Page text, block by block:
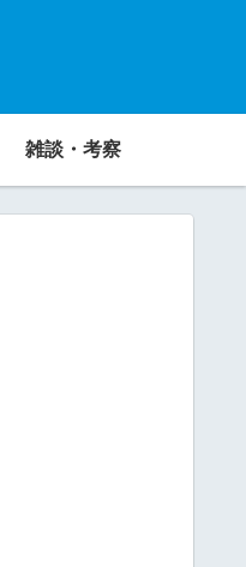
雑談・考察